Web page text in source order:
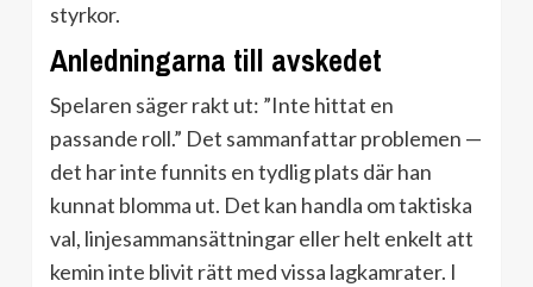
styrkor.
Anledningarna till avskedet
Spelaren säger rakt ut: ”Inte hittat en
passande roll.” Det sammanfattar problemen —
det har inte funnits en tydlig plats där han
kunnat blomma ut. Det kan handla om taktiska
val, linjesammansättningar eller helt enkelt att
kemin inte blivit rätt med vissa lagkamrater. I